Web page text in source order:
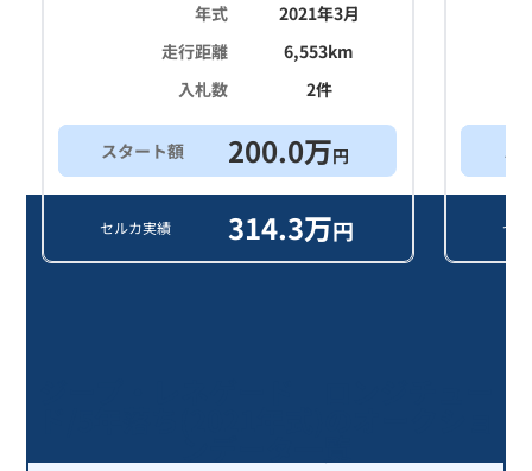
年式
2021年3月
走行距離
6,553km
入札数
2件
スタート額 200.0万円
セルカ実績 314.3万円
ス
セ